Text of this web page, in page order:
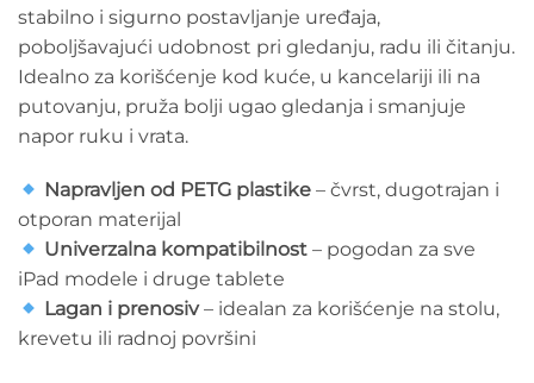
stabilno i sigurno postavljanje uređaja,
poboljšavajući udobnost pri gledanju, radu ili čitanju.
Idealno za korišćenje kod kuće, u kancelariji ili na
putovanju, pruža bolji ugao gledanja i smanjuje
napor ruku i vrata.
Napravljen od PETG plastike – čvrst, dugotrajan i
otporan materijal
Univerzalna kompatibilnost – pogodan za sve
iPad modele i druge tablete
Lagan i prenosiv– idealan za korišćenje na stolu,
krevetu ili radnoj površini